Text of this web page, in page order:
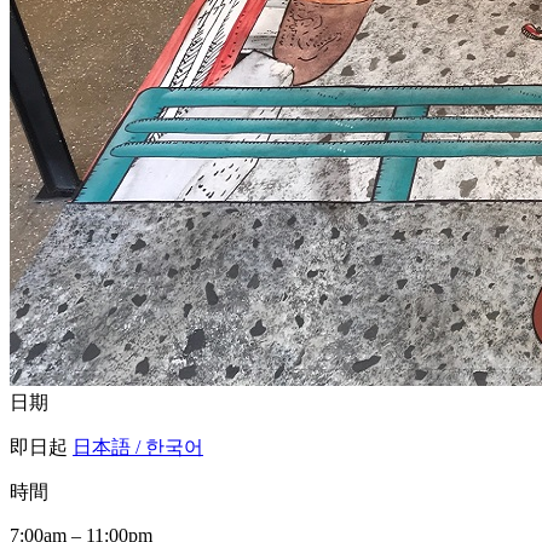
日期
即日起 日本語 / 한국어
時間
7:00am – 11:00pm